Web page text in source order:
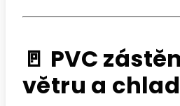
🚪 PVC
větru a